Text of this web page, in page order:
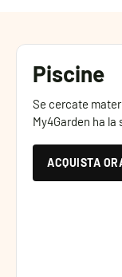
Piscine
Se cercate
My4Garden ha
ACQUISTA